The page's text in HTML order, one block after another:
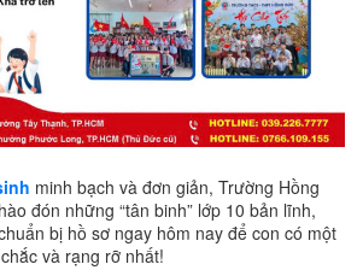
minh bạch và đơn giản, Trường Hồng
đón những “tân binh” lớp 10 bản lĩnh,
bị hồ sơ ngay hôm nay để con có một
và rạng rỡ nhất!